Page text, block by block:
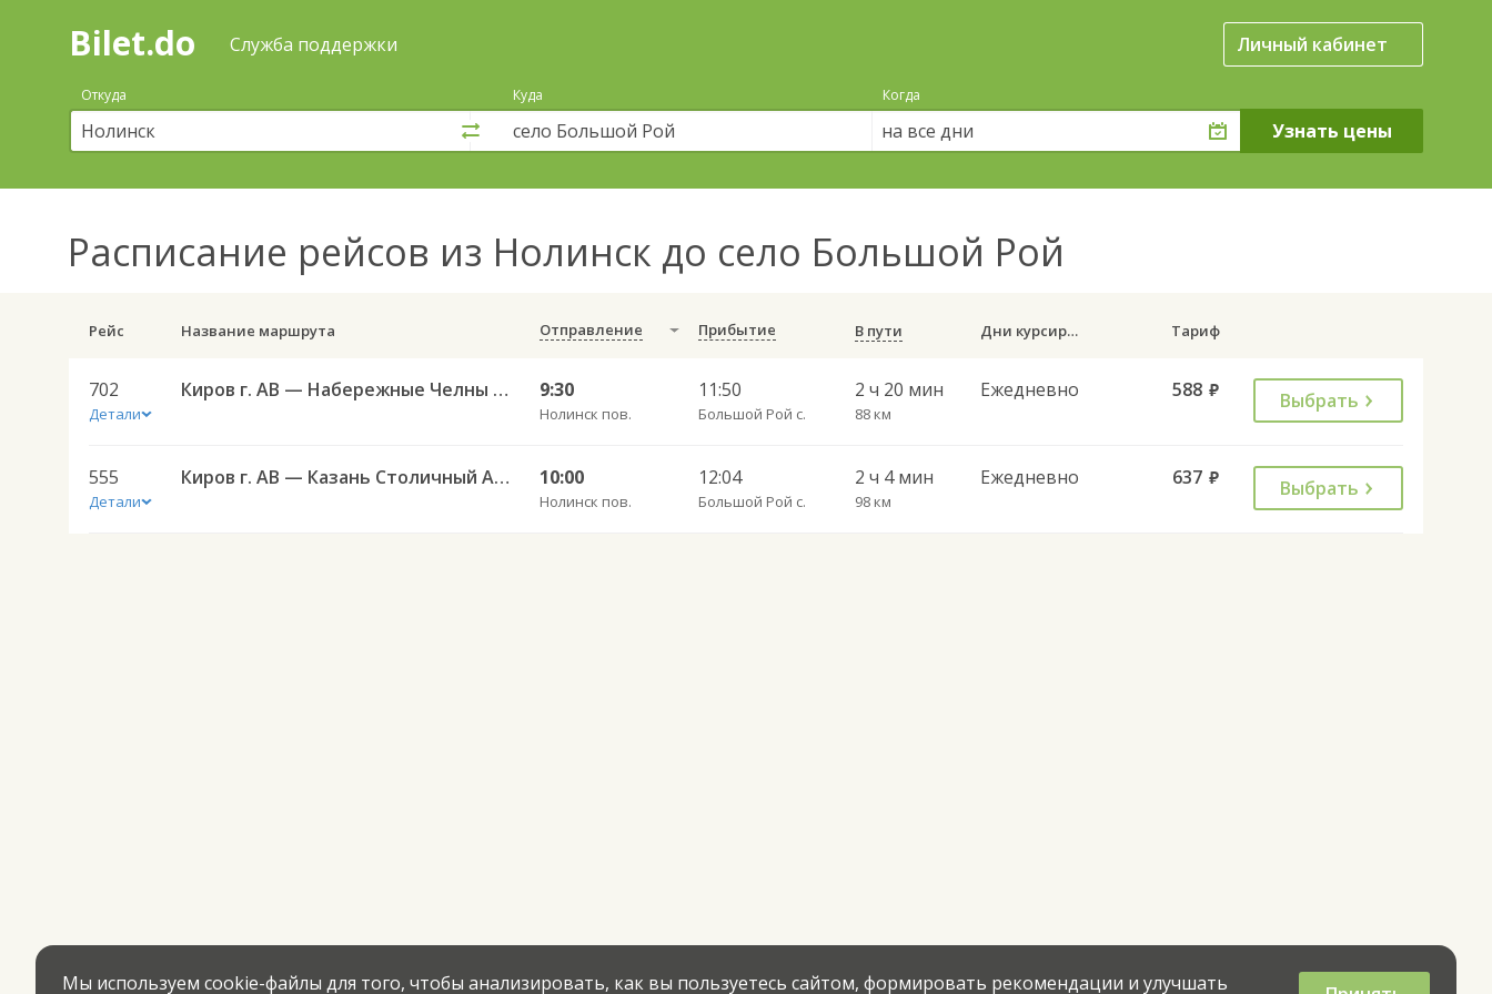
Поиск
покупка
билетов
автобус
онлайн
Bilet.do Служба поддержки Личный кабинет
Откуда Куда Когда
на все дни
Расписание рейсов из Нолинск до село Большой Рой
Рейс Название маршрута Отправление Прибытие В пути Дни курсирования Тариф
702
Детали
Киров г. АВ — Набережные Челны АВ 702 9:30
Нолинск пов.
11:50
Большой Рой с.
2 ч 20 мин
88 км
Ежедневно 588 руб. Выбрать
555
Детали
Киров г. АВ — Казань Столичный АВ 555 10:00
Нолинск пов.
12:04
Большой Рой с.
2 ч 4 мин
98 км
Ежедневно 637 руб. Выбрать
Мы используем cookie-файлы для того, чтобы анализировать, как вы пользуетесь сайтом, формировать рекомендации и улучшать